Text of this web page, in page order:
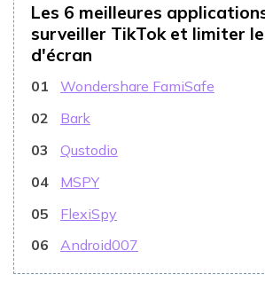
Les 6 meilleures
surveiller TikTok et limiter
d'écran
01
Wondershare FamiSafe
02
Bark
03
Qustodio
04
MSPY
05
FlexiSpy
06
Android007